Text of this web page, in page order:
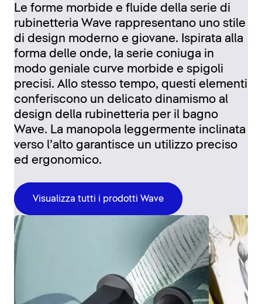
Le forme morbide e fluide della serie di
rubinetteria Wave rappresentano uno stile
di design moderno e giovane. Ispirata alla
forma delle onde, la serie coniuga in
modo geniale curve morbide e spigoli
precisi. Allo stesso tempo, questi elementi
conferiscono un delicato dinamismo al
design della rubinetteria per il bagno
Wave. La manopola leggermente inclinata
verso l’alto garantisce un utilizzo preciso
ed ergonomico.
Visualizza tutti i prodotti Wave